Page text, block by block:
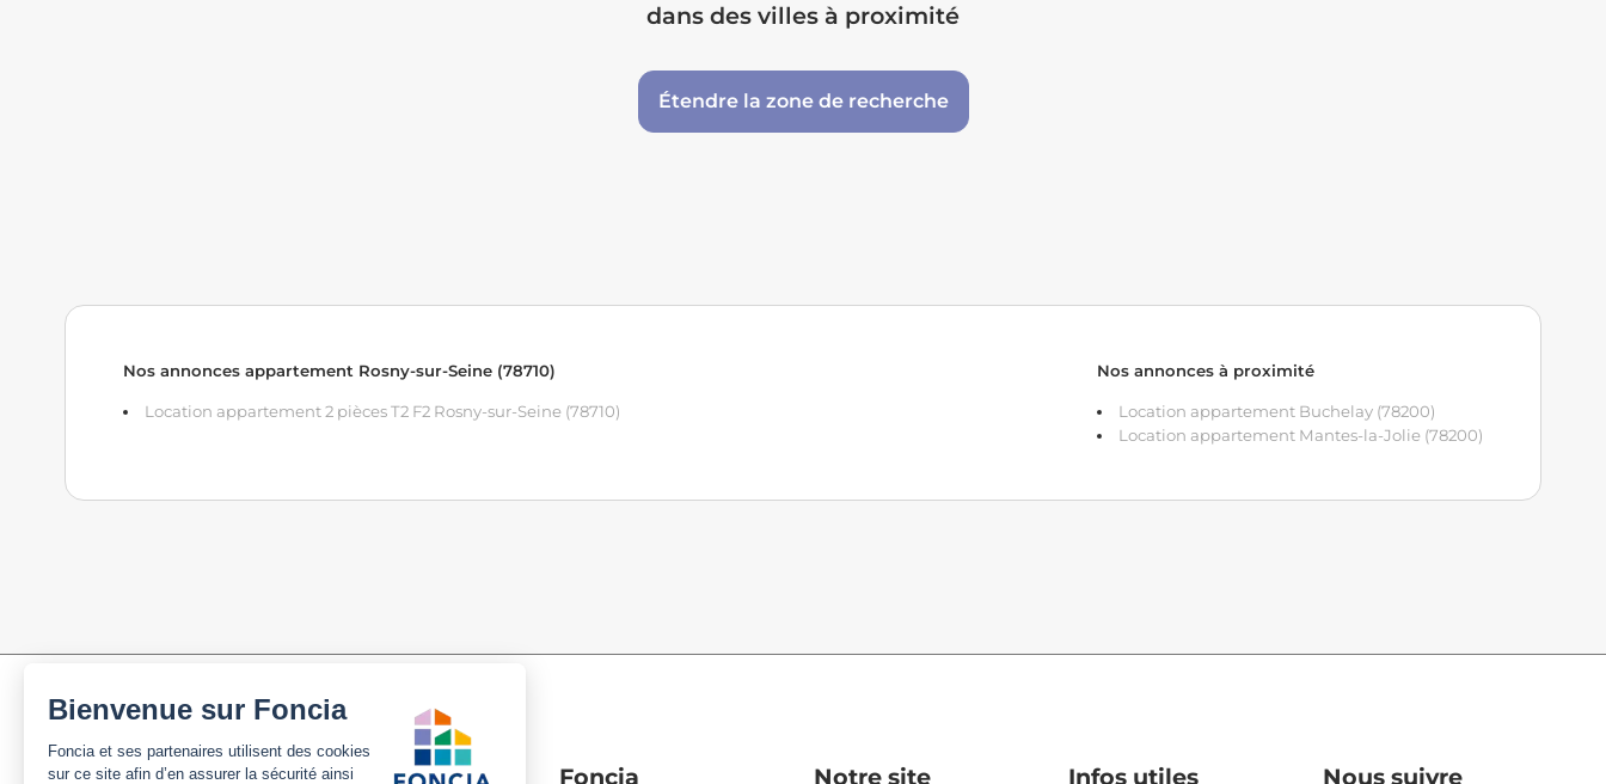
dans des villes à proximité
Étendre la zone de recherche
Nos annonces appartement Rosny-sur-Seine (78710)
Location appartement 2 pièces T2 F2 Rosny-sur-Seine (78710)
Nos annonces à proximité
Location appartement Buchelay (78200)
Location appartement Mantes-la-Jolie (78200)
Foncia Notre site Infos utiles Nous suivre